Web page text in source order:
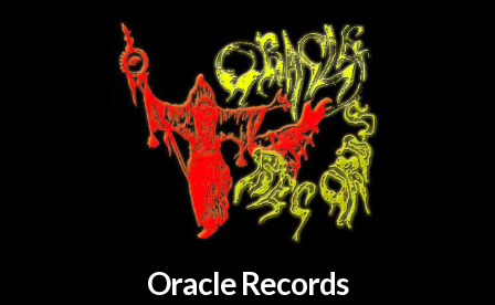
Oracle Records